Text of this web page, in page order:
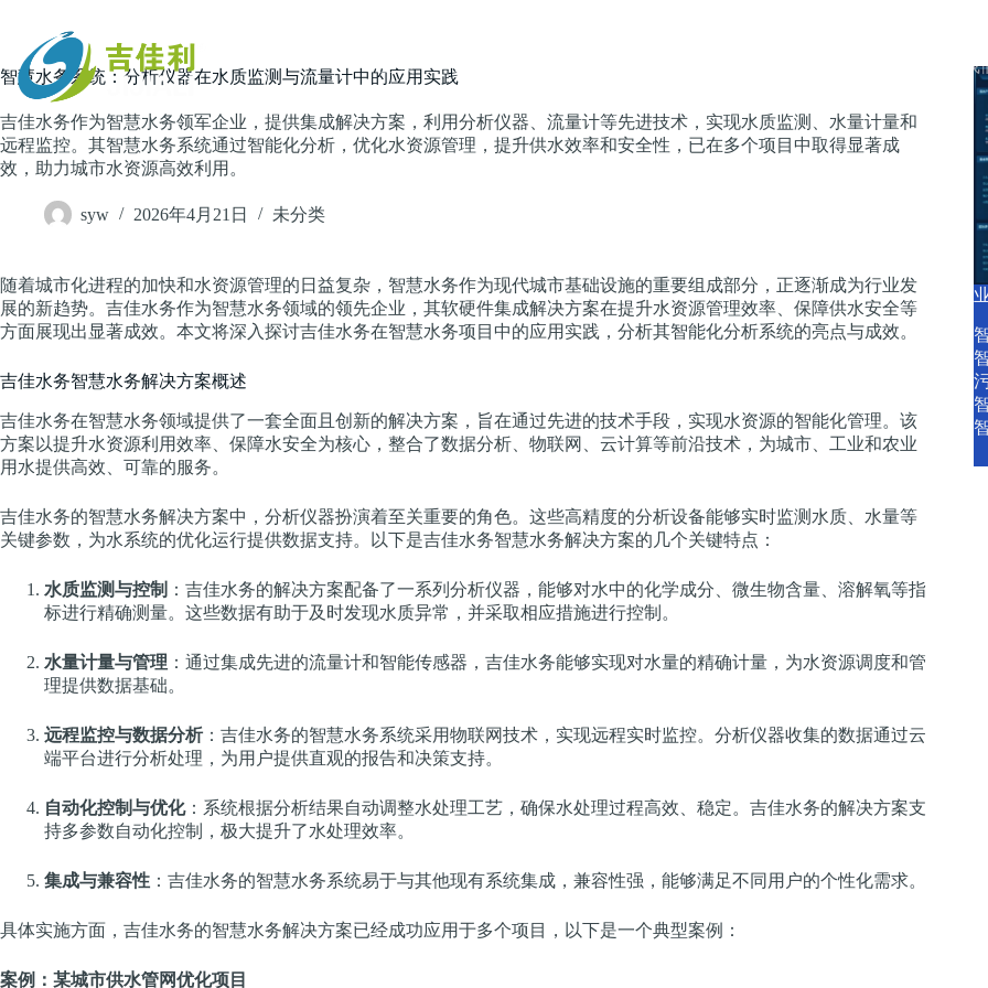
容
主页 关于我
智慧水务系统：分析仪器在水质监测与流量计中的应用实践
吉佳水务作为智慧水务领军企业，提供集成解决方案，利用分析仪器、流量计等先进技术，实现水质监测、水量计量和
远程监控。其智慧水务系统通过智能化分析，优化水资源管理，提升供水效率和安全性，已在多个项目中取得显著成
效，助力城市水资源高效利用。
syw 2026年4月21日 未分类
随着城市化进程的加快和水资源管理的日益复杂，智慧水务作为现代城市基础设施的重要组成部分，正逐渐成为行业发
展的新趋势。吉佳水务作为智慧水务领域的领先企业，其软硬件集成解决方案在提升水资源管理效率、保障供水安全等
方面展现出显著成效。本文将深入探讨吉佳水务在智慧水务项目中的应用实践，分析其智能化分析系统的亮点与成效。
吉佳水务智慧水务解决方案概述
吉佳水务在智慧水务领域提供了一套全面且创新的解决方案，旨在通过先进的技术手段，实现水资源的智能化管理。该
方案以提升水资源利用效率、保障水安全为核心，整合了数据分析、物联网、云计算等前沿技术，为城市、工业和农业
用水提供高效、可靠的服务。
吉佳水务的智慧水务解决方案中，分析仪器扮演着至关重要的角色。这些高精度的分析设备能够实时监测水质、水量等
关键参数，为水系统的优化运行提供数据支持。以下是吉佳水务智慧水务解决方案的几个关键特点：
水质监测与控制 ：吉佳水务的解决方案配备了一系列分析仪器，能够对水中的化学成分、微生物含量、溶解氧等指
标进行精确测量。这些数据有助于及时发现水质异常，并采取相应措施进行控制。
水量计量与管理 ：通过集成先进的流量计和智能传感器，吉佳水务能够实现对水量的精确计量，为水资源调度和管
理提供数据基础。
远程监控与数据分析：吉佳水务的智慧水务系统采用物联网技术，实现远程实时监控。分析仪器收集的数据通过云
端平台进行分析处理，为用户提供直观的报告和决策支持。
自动化控制与优化：系统根据分析结果自动调整水处理工艺，确保水处理过程高效、稳定。吉佳水务的解决方案支
持多参数自动化控制，极大提升了水处理效率。
集成与兼容性 ：吉佳水务的智慧水务系统易于与其他现有系统集成，兼容性强，能够满足不同用户的个性化需求。
具体实施方面，吉佳水务的智慧水务解决方案已经成功应用于多个项目，以下是一个典型案例：
案例：某城市供水管网优化项目